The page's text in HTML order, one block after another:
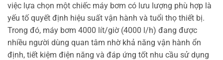
việc lựa chọn một chiếc máy bơm có lưu lượng phù hợp là
yếu tố quyết định hiệu suất vận hành và tuổi thọ thiết bị.
Trong đó, máy bơm 4000 lít/giờ (4000 l/h) đang được
nhiều người dùng quan tâm nhờ khả năng vận hành ổn
định, tiết kiệm điện năng và đáp ứng tốt nhu cầu sử dụng